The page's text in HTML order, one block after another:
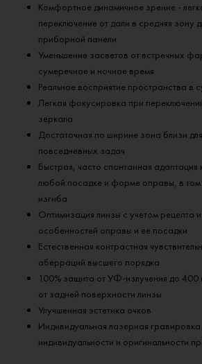
Комфортное динамичное зрение -
переключение от дали в средняя зону
приборной панели
Уменьшение засветов от встречных
сумеречное и ночное время
Реальное восприятие пространства в
Легкая фокусировка при
зеркала
Достаточная по ширине зона близи
повседневных задач
Быстрая, часто спонтанная
любой посадке и форме оправы, в том
изгиба
Оптимизация линзы с учетом рецепта
особенностей оправы и ее посадки
Естественная контрастная
аберраций высшего порядка
100% защита от УФ-излучения до 400
от задней поверхности линзы
Улучшенная эстетика очков
Индивидуальная лазерная гравировка
индивидуальности и оригинальности